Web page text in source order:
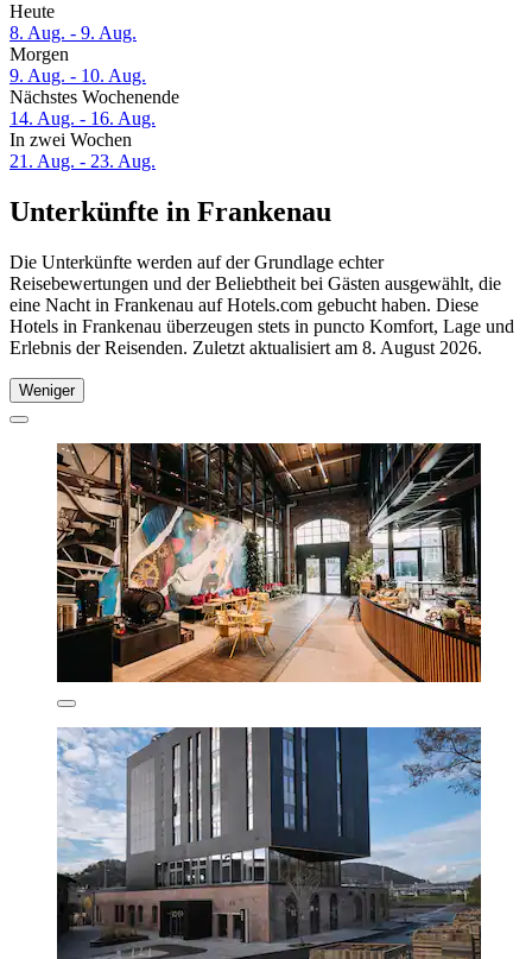
Heute
8. Aug. - 9. Aug.
Morgen
9. Aug. - 10. Aug.
Nächstes Wochenende
14. Aug. - 16. Aug.
In zwei Wochen
21. Aug. - 23. Aug.
Unterkünfte in Frankenau
Die Unterkünfte werden auf der Grundlage echter
Reisebewertungen und der Beliebtheit bei Gästen ausgewählt, die
eine Nacht in Frankenau auf Hotels.com gebucht haben. Diese
Hotels in Frankenau überzeugen stets in puncto Komfort, Lage und
Erlebnis der Reisenden. Zuletzt aktualisiert am 8. August 2026.
Weniger